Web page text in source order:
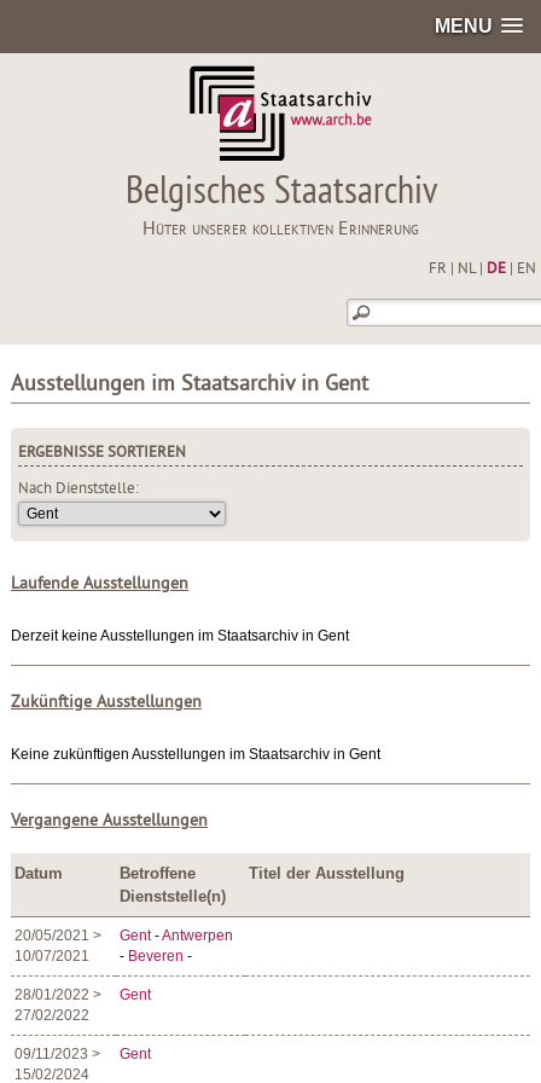
MENU
Belgisches Staatsarchiv
Hüter unserer kollektiven Erinnerung
FR NL| DE| EN
Ausstellungen im Staatsarchiv in Gent
ERGEBNISSE SORTIEREN
Nach Dienststelle:
Laufende Ausstellungen
Derzeit keine Ausstellungen im Staatsarchiv in Gent
Zukünftige Ausstellungen
Keine zukünftigen Ausstellungen im Staatsarchiv in Gent
Vergangene Ausstellungen
Datum
Betroffene
Dienststelle(n)
Titel der Ausstellung
20/05/2021 >
10/07/2021
Gent-Antwerpen
- Beveren -
28/01/2022 >
27/02/2022
Gent
09/11/2023 >
15/02/2024
Gent